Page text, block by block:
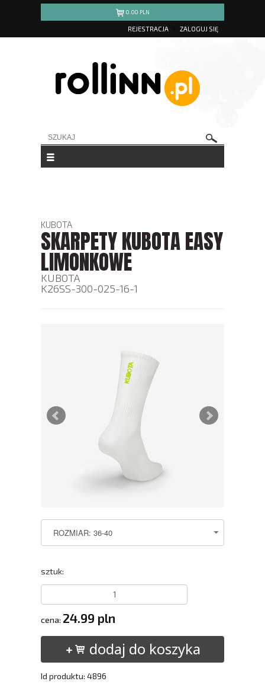
0.00 PLN
REJESTRACJA ZALOGUJ SIĘ
KUBOTA
SKARPETY KUBOTA EASY
LIMONKOWE
KUBOTA
K26SS-300-025-16-1
sztuk:
cena: 24.99 pln
dodaj do koszyka
Id produktu: 4896